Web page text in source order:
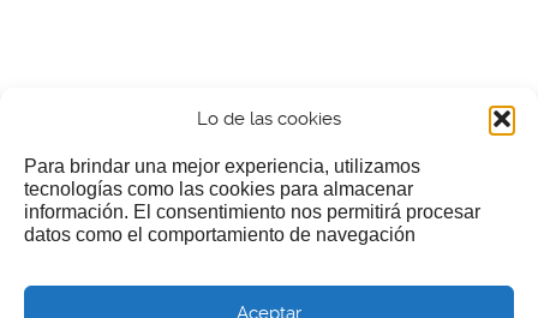
Lo de las cookies
Para brindar una mejor experiencia, utilizamos
tecnologías como las cookies para almacenar
información. El consentimiento nos permitirá procesar
datos como el comportamiento de navegación
Aceptar
¿Nos invitas a un cafecillo?
Si te gusta nuestra web puedes echar limosna a estos